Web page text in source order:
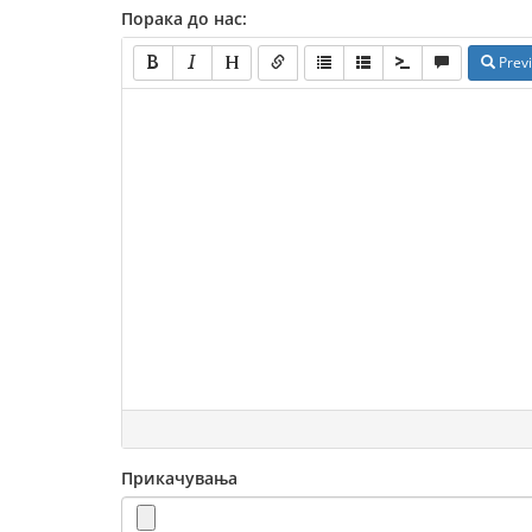
Порака до нас:
Прикачувања